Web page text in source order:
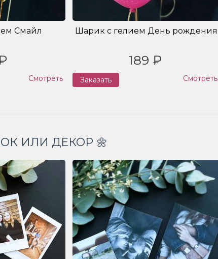
Смайл
Смотреть
Шарик с гелием День рождения
189 ₽
Заказать Смотреть
ИЛИ ДЕКОР 🌼